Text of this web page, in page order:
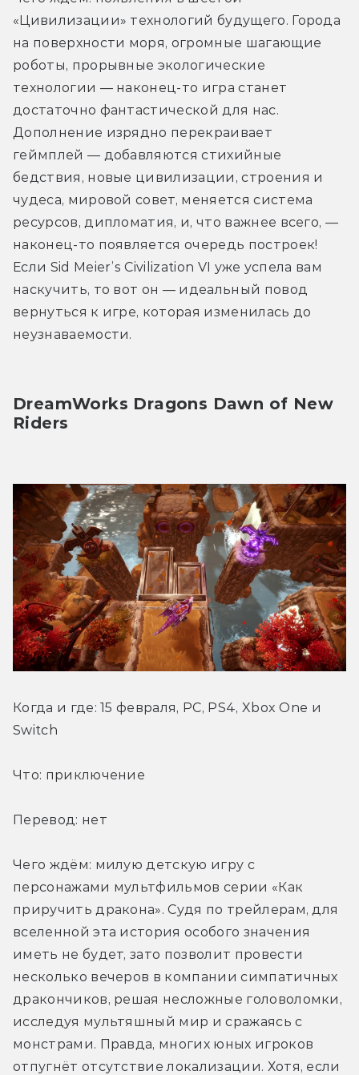
«Цивилизации» технологий будущего. Города
на поверхности моря, огромные шагающие
роботы, прорывные экологические
технологии — наконец-то игра станет
достаточно фантастической для нас.
Дополнение изрядно перекраивает
геймплей — добавляются стихийные
бедствия, новые цивилизации, строения и
чудеса, мировой совет, меняется система
ресурсов, дипломатия, и, что важнее всего, —
наконец-то появляется очередь построек!
Если Sid Meier’s Civilization VI уже успела вам
наскучить, то вот он — идеальный повод
вернуться к игре, которая изменилась до
неузнаваемости.
DreamWorks Dragons Dawn of New
Riders
Когда и где: 15 февраля, PC, PS4, Xbox One и
Switch
Что: приключение
Перевод: нет
Чего ждём: милую детскую игру с
персонажами мультфильмов серии «Как
приручить дракона». Судя по трейлерам, для
вселенной эта история особого значения
иметь не будет, зато позволит провести
несколько вечеров в компании симпатичных
дракончиков, решая несложные головоломки,
исследуя мультяшный мир и сражаясь с
монстрами. Правда, многих юных игроков
отпугнёт отсутствие локализации. Хотя, если